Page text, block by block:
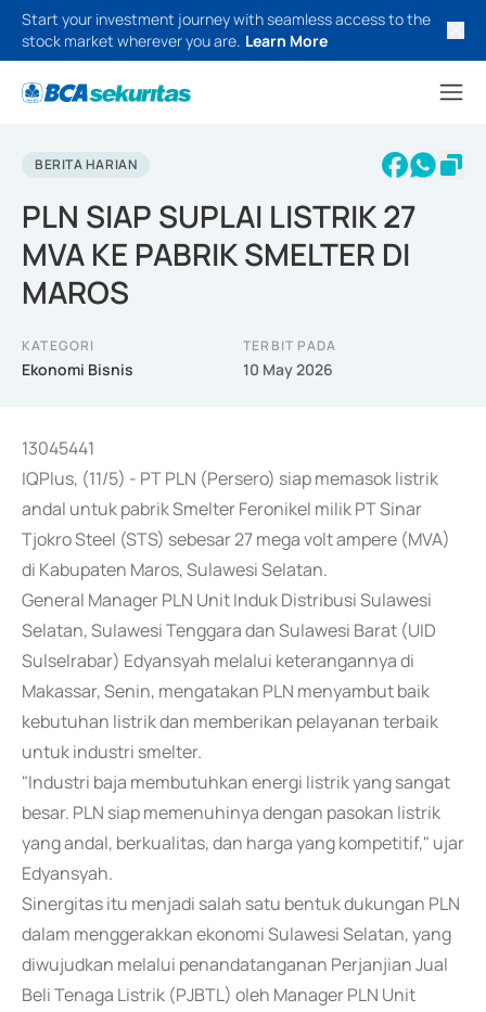
Start your investment journey with seamless access to the
stock market wherever you are. Learn More
BERITA HARIAN
PLN SIAP SUPLAI LISTRIK 27
MVA KE PABRIK SMELTER DI
MAROS
KATEGORI
Ekonomi Bisnis
TERBIT PADA
10 May 2026
13045441
IQPlus, (11/5) - PT PLN (Persero) siap memasok listrik
andal untuk pabrik Smelter Feronikel milik PT Sinar
Tjokro Steel (STS) sebesar 27 mega volt ampere (MVA)
di Kabupaten Maros, Sulawesi Selatan.
General Manager PLN Unit Induk Distribusi Sulawesi
Selatan, Sulawesi Tenggara dan Sulawesi Barat (UID
Sulselrabar) Edyansyah melalui keterangannya di
Makassar, Senin, mengatakan PLN menyambut baik
kebutuhan listrik dan memberikan pelayanan terbaik
untuk industri smelter.
"Industri baja membutuhkan energi listrik yang sangat
besar. PLN siap memenuhinya dengan pasokan listrik
yang andal, berkualitas, dan harga yang kompetitif," ujar
Edyansyah.
Sinergitas itu menjadi salah satu bentuk dukungan PLN
dalam menggerakkan ekonomi Sulawesi Selatan, yang
diwujudkan melalui penandatanganan Perjanjian Jual
Beli Tenaga Listrik (PJBTL) oleh Manager PLN Unit